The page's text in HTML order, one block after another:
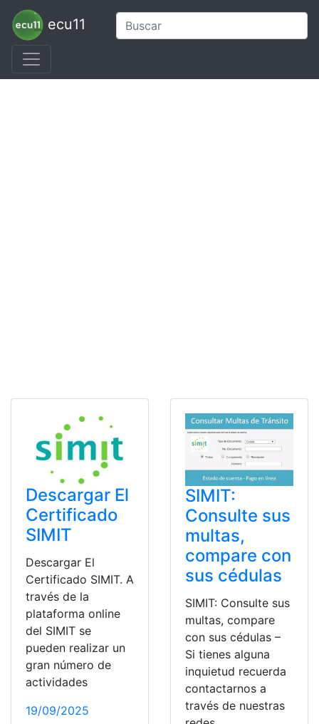
ecu11
Descargar El
Certificado
SIMIT
Descargar El
Certificado SIMIT. A
través de la
plataforma online
del SIMIT se
pueden realizar un
gran número de
actividades
19/09/2025
SIMIT:
Consulte sus
multas,
compare con
sus cédulas
SIMIT: Consulte sus
multas, compare
con sus cédulas –
Si tienes alguna
inquietud recuerda
contactarnos a
través de nuestras